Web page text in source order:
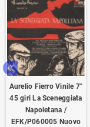
Aurelio Fierro Vinile 7"
45 giri La Sceneggiata
Napoletana /
EFK/P060005 Nuovo